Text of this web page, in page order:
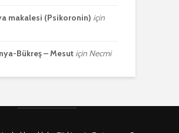
makalesi (Psikoronin) için
Bükreş – Mesut için Necmi